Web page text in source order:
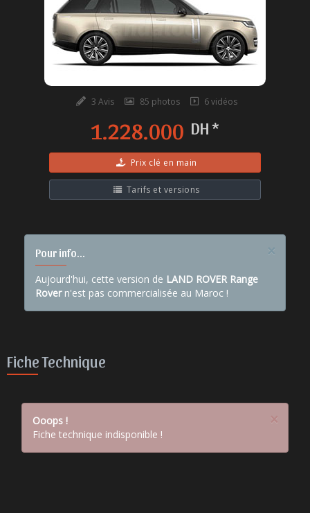
3 Avis 85 photos 6 vidéos
1.228.000 DH *
Prix clé en main
Tarifs et versions
×
Pour info...
Aujourd'hui, cette version de LAND ROVER Range
Rovern'est pas commercialisée au Maroc !
Fiche Technique
×
Ooops !
Fiche technique indisponible !